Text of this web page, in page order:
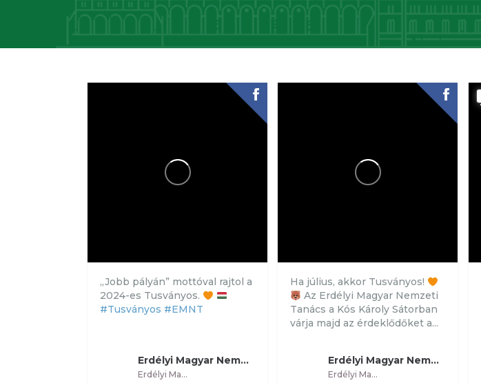
„Jobb pályán” mottóval rajtol a
2024-es Tusványos.
#Tusványos #EMNT
Erdélyi Magyar Nemzeti Tanács
Erdélyi Magyar Nemzeti Tanács
Ha július, akkor Tusványos!
Az Erdélyi Magyar Nemzeti
Tanács a Kós Károly Sátorban
várja majd az érdeklődőket a...
Erdélyi Magyar Nemzeti Tanács
Erdélyi Magyar Nemzeti Tanács